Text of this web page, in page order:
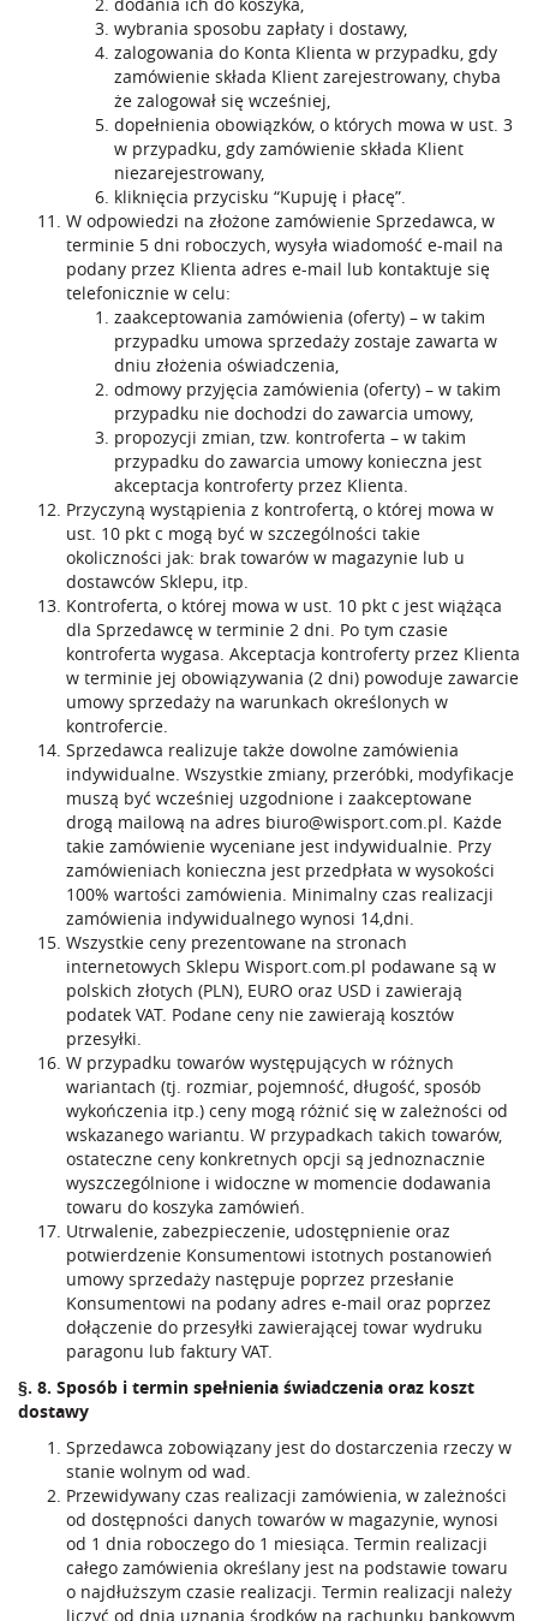
wybrania sposobu zapłaty i dostawy,
zalogowania do Konta Klienta w przypadku, gdy
zamówienie składa Klient zarejestrowany, chyba
że zalogował się wcześniej,
dopełnienia obowiązków, o których mowa w ust. 3
w przypadku, gdy zamówienie składa Klient
niezarejestrowany,
kliknięcia przycisku “Kupuję i płacę”.
W odpowiedzi na złożone zamówienie Sprzedawca, w
terminie 5 dni roboczych, wysyła wiadomość e-mail na
podany przez Klienta adres e-mail lub kontaktuje się
telefonicznie w celu:
zaakceptowania zamówienia (oferty) – w takim
przypadku umowa sprzedaży zostaje zawarta w
dniu złożenia oświadczenia,
odmowy przyjęcia zamówienia (oferty) – w takim
przypadku nie dochodzi do zawarcia umowy,
propozycji zmian, tzw. kontroferta – w takim
przypadku do zawarcia umowy konieczna jest
akceptacja kontroferty przez Klienta.
Przyczyną wystąpienia z kontrofertą, o której mowa w
ust. 10 pkt c mogą być w szczególności takie
okoliczności jak: brak towarów w magazynie lub u
dostawców Sklepu, itp.
Kontroferta, o której mowa w ust. 10 pkt c jest wiążąca
dla Sprzedawcę w terminie 2 dni. Po tym czasie
kontroferta wygasa. Akceptacja kontroferty przez Klienta
w terminie jej obowiązywania (2 dni) powoduje zawarcie
umowy sprzedaży na warunkach określonych w
kontrofercie.
Sprzedawca realizuje także dowolne zamówienia
indywidualne. Wszystkie zmiany, przeróbki, modyfikacje
muszą być wcześniej uzgodnione i zaakceptowane
drogą mailową na adres biuro@wisport.com.pl. Każde
takie zamówienie wyceniane jest indywidualnie. Przy
zamówieniach konieczna jest przedpłata w wysokości
100% wartości zamówienia. Minimalny czas realizacji
zamówienia indywidualnego wynosi 14,dni.
Wszystkie ceny prezentowane na stronach
internetowych Sklepu Wisport.com.pl podawane są w
polskich złotych (PLN), EURO oraz USD i zawierają
podatek VAT. Podane ceny nie zawierają kosztów
przesyłki.
W przypadku towarów występujących w różnych
wariantach (tj. rozmiar, pojemność, długość, sposób
wykończenia itp.) ceny mogą różnić się w zależności od
wskazanego wariantu. W przypadkach takich towarów,
ostateczne ceny konkretnych opcji są jednoznacznie
wyszczególnione i widoczne w momencie dodawania
towaru do koszyka zamówień.
Utrwalenie, zabezpieczenie, udostępnienie oraz
potwierdzenie Konsumentowi istotnych postanowień
umowy sprzedaży następuje poprzez przesłanie
Konsumentowi na podany adres e-mail oraz poprzez
dołączenie do przesyłki zawierającej towar wydruku
paragonu lub faktury VAT.
§. 8. Sposób i termin spełnienia świadczenia oraz koszt
dostawy
Sprzedawca zobowiązany jest do dostarczenia rzeczy w
stanie wolnym od wad.
Przewidywany czas realizacji zamówienia, w zależności
od dostępności danych towarów w magazynie, wynosi
od 1 dnia roboczego do 1 miesiąca. Termin realizacji
całego zamówienia określany jest na podstawie towaru
o najdłuższym czasie realizacji. Termin realizacji należy
liczyć od dnia uznania środków na rachunku bankowym